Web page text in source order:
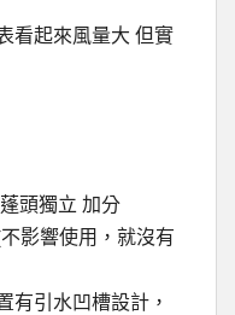
看起來風量大 但實
頭獨立 加分
影響使用，就沒有
有引水凹槽設計，